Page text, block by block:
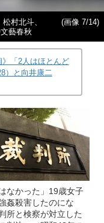
村北斗、
藝春秋
(画像 7/14)
》「2人はほとんど
）と向井康二
はなかった」19歳女子
姦殺害したのにな
所と検察が対立した